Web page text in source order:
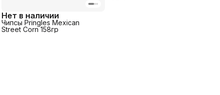
Нет в наличии
Чипсы Pringles Mexican
Street Corn 158гр